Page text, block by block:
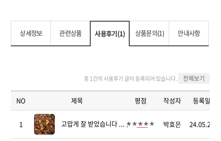
상세정보 관련상품 사용후기(1) 상품문의(1) 안내사항